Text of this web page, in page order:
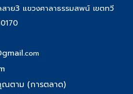
ย3 แขวงศาลาธรรมสพน์ เขตทวี
com
ตาม (การตลาด)